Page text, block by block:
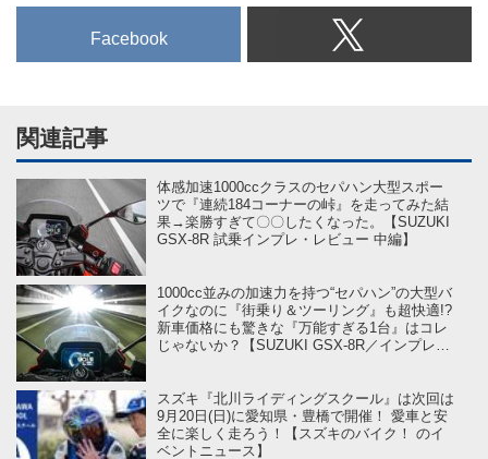
Facebook
関連記事
体感加速1000ccクラスのセパハン大型スポー
ツで『連続184コーナーの峠』を走ってみた結
果→楽勝すぎて〇〇したくなった。【SUZUKI
GSX-8R 試乗インプレ・レビュー 中編】
1000cc並みの加速力を持つ“セパハン”の大型バ
イクなのに『街乗り＆ツーリング』も超快適!?
新車価格にも驚きな『万能すぎる1台』はコレ
じゃないか？【SUZUKI GSX-8R／インプレ・
スズキ『北川ライディングスクール』は次回は
9月20日(日)に愛知県・豊橋で開催！ 愛車と安
全に楽しく走ろう！【スズキのバイク！ のイ
ベントニュース】